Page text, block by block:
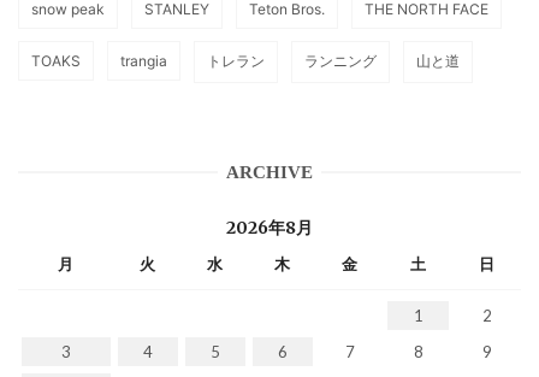
snow peak STANLEY Teton Bros. THE NORTH FACE
TOAKS trangia トレラン ランニング 山と道
ARCHIVE
2026年8月
月 火 水 木 金 土 日
1
2
3
4 5 6 7 8
9